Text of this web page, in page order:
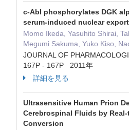
c-Abl phosphorylates DGK
serum-induced nuclear export
Momo Ikeda, Yasuhito Shirai,
Megumi Sakuma, Yuko Kiso,
JOURNAL OF
167P - 167P 2011年
詳細を見る
Ultrasensitive Human Prion
Cerebrospinal Fluids by
Conversion